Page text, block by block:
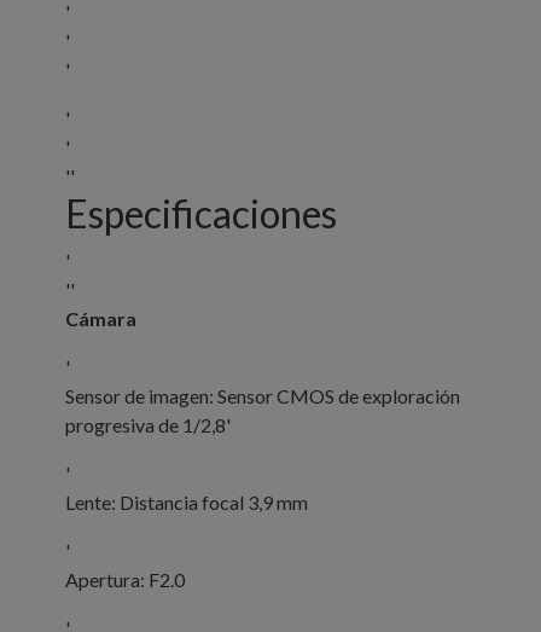
'
'
'
'
'
''
Especificaciones
'
''
Cámara
'
Sensor de imagen: Sensor CMOS de exploración
progresiva de 1/2,8'
'
Lente: Distancia focal 3,9 mm
'
Apertura: F2.0
'